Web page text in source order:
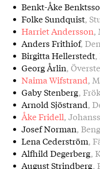
Benkt-Åke
Folke Sundquist,
Harriet Andersson,
Anders Frithiof,
Birgitta Hellerstedt,
Georg Årlin,
Naima Wifstrand,
Gaby Stenberg,
Arnold Sjöstrand,
Åke Fridell,
Josef Norman,
Lena Cederström,
Alfhild Degerberg,
August Strindberg,